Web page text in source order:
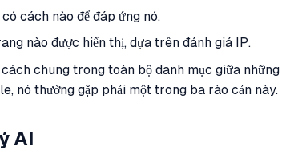
cách nào để đáp ứng nó.
nào được hiển thị, dựa trên đánh giá IP.
chung trong toàn bộ danh mục giữa
nó thường gặp phải một trong ba rào cản này.
AI